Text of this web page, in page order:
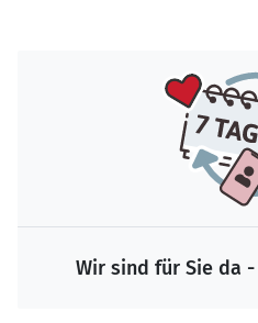
Wir sind für Sie da -